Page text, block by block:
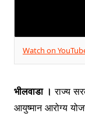
Watch on
भीलवाडा । राज्य
आयुष्मान आरोग्य